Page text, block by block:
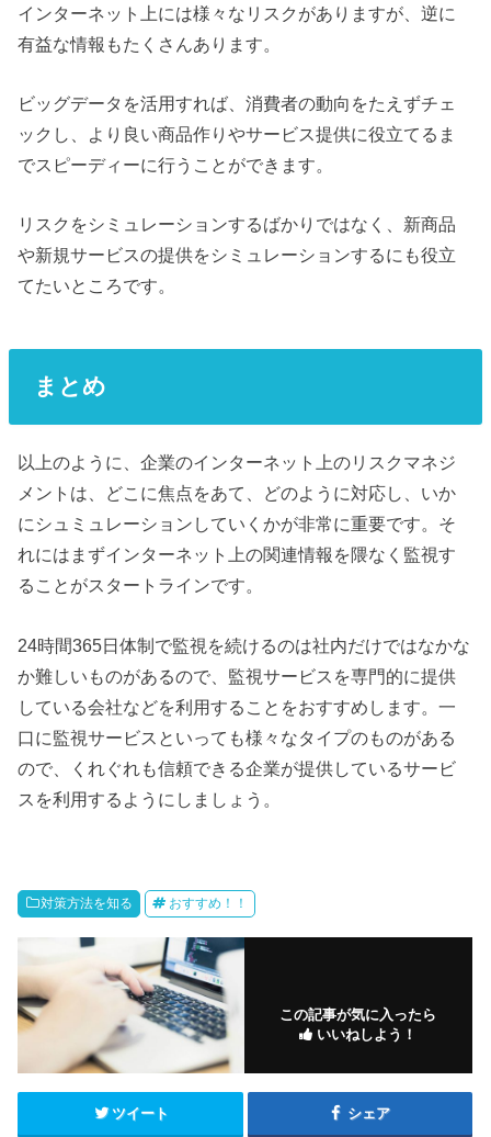
インターネット上には様々なリスクがありますが、逆に
有益な情報もたくさんあります。
ビッグデータを活用すれば、消費者の動向をたえずチェ
ックし、より良い商品作りやサービス提供に役立てるま
でスピーディーに行うことができます。
リスクをシミュレーションするばかりではなく、新商品
や新規サービスの提供をシミュレーションするにも役立
てたいところです。
まとめ
以上のように、企業のインターネット上のリスクマネジ
メントは、どこに焦点をあて、どのように対応し、いか
にシュミュレーションしていくかが非常に重要です。そ
れにはまずインターネット上の関連情報を隈なく監視す
ることがスタートラインです。
24時間365日体制で監視を続けるのは社内だけではなかな
か難しいものがあるので、監視サービスを専門的に提供
している会社などを利用することをおすすめします。一
口に監視サービスといっても様々なタイプのものがある
ので、くれぐれも信頼できる企業が提供しているサービ
スを利用するようにしましょう。
対策方法を知る おすすめ！！
この記事が気に入ったら
いいねしよう！
ツイート シェア